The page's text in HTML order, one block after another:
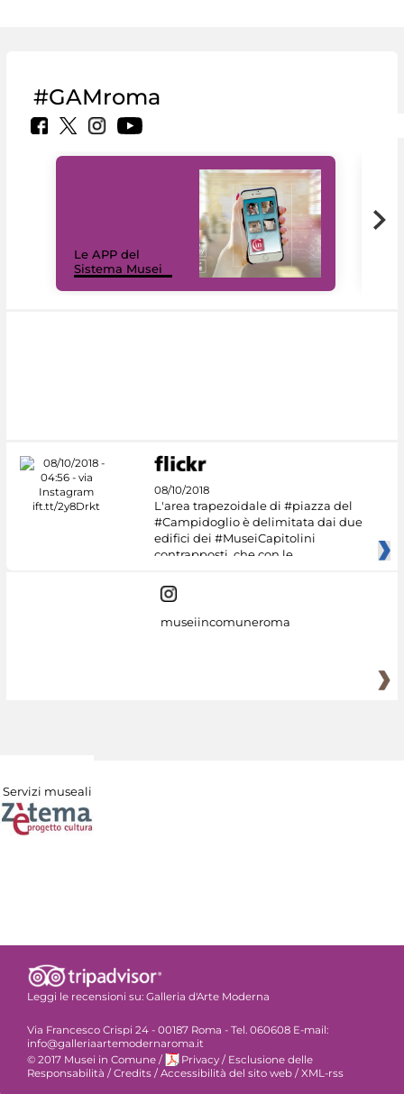
#GAMroma
Le APP del
Sistema Musei
08/10/2018
L'area trapezoidale di #piazza del
#Campidoglio è delimitata dai due
edifici dei #MuseiCapitolini
contrapposti, che con le
museiincomuneroma
Servizi museali
Leggi le recensioni su: Galleria d'Arte Moderna
Via Francesco Crispi 24 - 00187 Roma - Tel. 060608 E-mail:
info@galleriaartemodernaroma.it
© 2017 Musei in Comune / Privacy / Esclusione delle
Responsabilità / Credits / Accessibilità del sito web / XML-rss